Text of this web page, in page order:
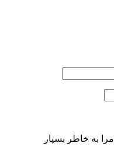
مرا به خاطر بسپار